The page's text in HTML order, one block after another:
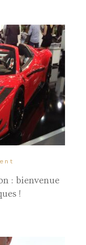
: bienvenue
!